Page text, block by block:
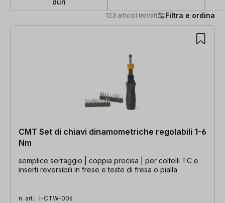
duri
123 articoli trovati Filtra e ordina
123 articoli trovati
CMT Set di chiavi dinamometriche regolabili 1-6
Nm
semplice serraggio | coppia precisa | per coltelli TC e
inserti reversibili in frese e teste di fresa o pialla
n. art.: I-CTW-006